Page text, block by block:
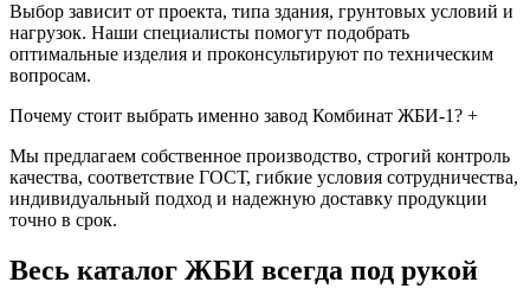
Выбор зависит от проекта, типа здания, грунтовых условий и
нагрузок. Наши специалисты помогут подобрать
оптимальные изделия и проконсультируют по техническим
вопросам.
Почему стоит выбрать именно завод Комбинат ЖБИ-1? +
Мы предлагаем собственное производство, строгий контроль
качества, соответствие ГОСТ, гибкие условия сотрудничества,
индивидуальный подход и надежную доставку продукции
точно в срок.
Весь каталог ЖБИ всегда под рукой